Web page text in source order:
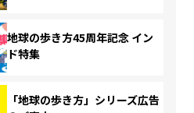
地球の歩き方45周年記念 イン
ド特集
「地球の歩き方」シリーズ広告